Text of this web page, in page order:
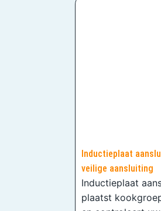
Inductieplaat
veilige aansluiting
Inductieplaat
plaatst